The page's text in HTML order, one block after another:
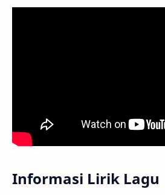
Informasi Lirik Lagu